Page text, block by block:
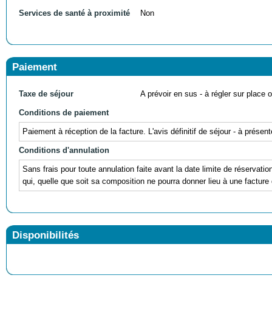
Services de santé à proximité Non
Paiement
Taxe de séjour A prévoir en sus - à régler sur place
Conditions de paiement
Paiement à réception de la facture. L'avis définitif de séjour - à
Conditions d'annulation
Sans frais pour toute annulation faite avant la date limite de
qui, quelle que soit sa composition ne pourra donner lieu à une
Disponibilités